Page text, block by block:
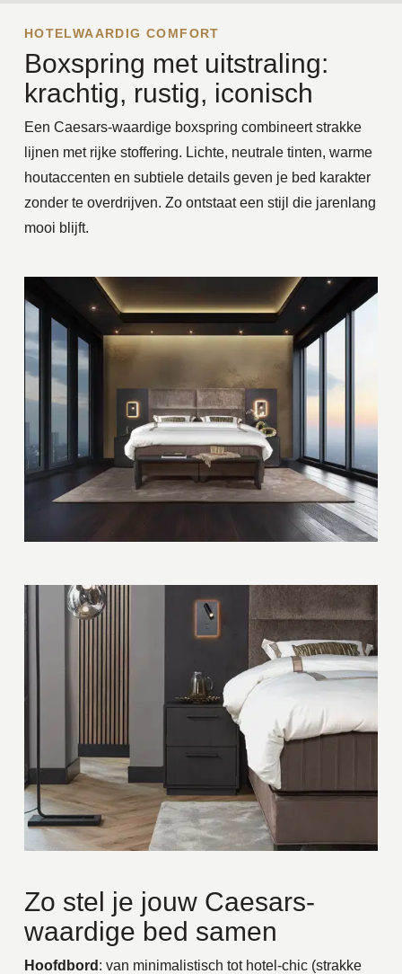
Boxspring met uitstraling:
krachtig, rustig, iconisch
HOTELWAARDIG COMFORT
Een Caesars-waardige boxspring combineert strakke
lijnen met rijke stoffering. Lichte, neutrale tinten, warme
houtaccenten en subtiele details geven je bed karakter
zonder te overdrijven. Zo ontstaat een stijl die jarenlang
mooi blijft.
Zo stel je jouw Caesars-
waardige bed samen
Hoofdbord : van minimalistisch tot hotel-chic(strakke